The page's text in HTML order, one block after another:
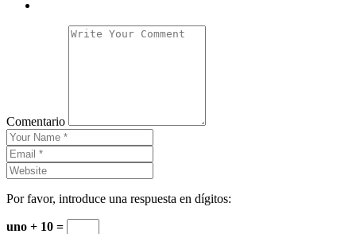
Comentario
Por favor, introduce una respuesta en dígitos:
uno + 10 =